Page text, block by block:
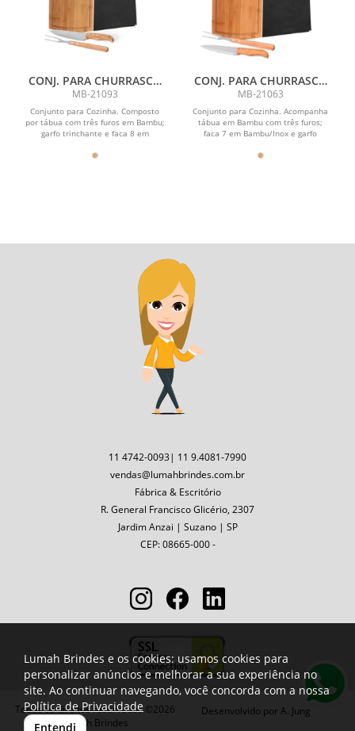
CONJ. PARA CHURRASCO
EM BAMBU / MADEIRA /
INOX - 3 PÇS
MB-21093
Conjunto para Cozinha. Composto
por tábua com três furos em Bambu;
garfo trinchante e faca 8 em
CONJ. PARA CHURRASCO
EM BAMBU / MADEIRA /
INOX - 3 PÇS
MB-21063
Conjunto para Cozinha. Acompanha
tábua em Bambu com três furos;
faca 7 em Bambu/Inox e garfo
11 4742-0093| 11 9.4081-7990
vendas@lumahbrindes.com.br
Fábrica & Escritório
R. General Francisco Glicério, 2307
Jardim Anzai | Suzano | SP
CEP: 08665-000 -
Todos os direitos reservados ©2026
Lumah Brindes
Desenvolvido por A. Jung
Lumah Brindes e os cookies: usamos cookies para
personalizar anúncios e melhorar a sua experiência no
site. Ao continuar navegando, você concorda com a nossa
Política de Privacidade
Entendi